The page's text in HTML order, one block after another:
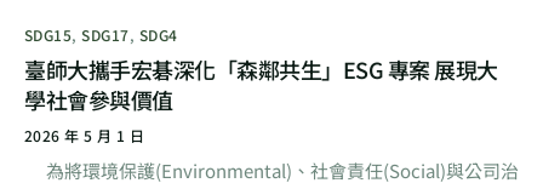
SDG15,SDG17, SDG4
臺師大攜手宏碁深化「森鄰共生」ESG 專案 展現大
學社會參與價值
2026 年 5 月 1 日
為將環境保護(Environmental)、社會責任(Social)與公司治